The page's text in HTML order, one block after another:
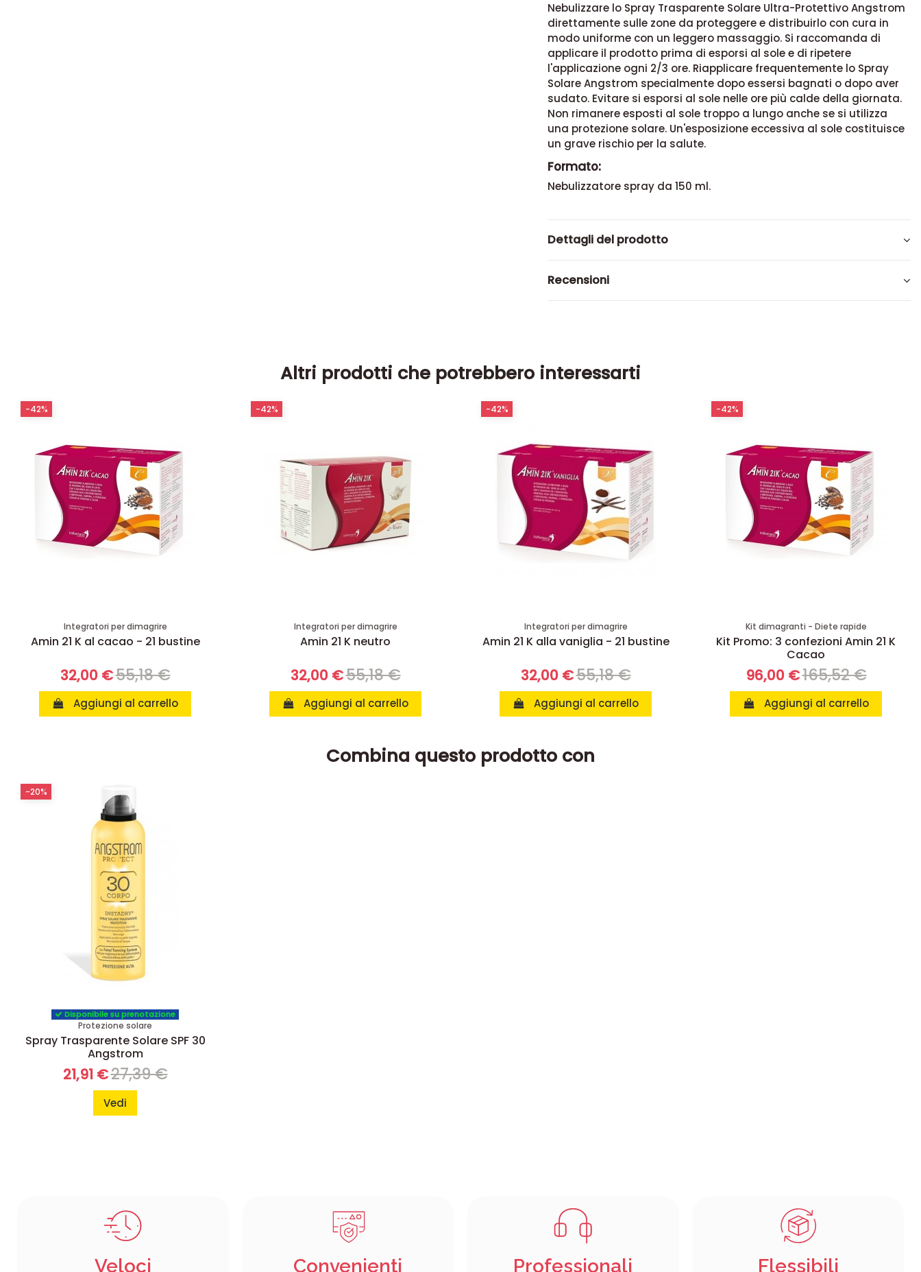
Nebulizzare lo Spray Trasparente Solare Ultra-Protettivo Angstrom
direttamente sulle zone da proteggere e distribuirlo con cura in
modo uniforme con un leggero massaggio. Si raccomanda di
applicare il prodotto prima di esporsi al sole e di ripetere
l'applicazione ogni 2/3 ore. Riapplicare frequentemente lo Spray
Solare Angstrom specialmente dopo essersi bagnati o dopo aver
sudato. Evitare si esporsi al sole nelle ore più calde della giornata.
Non rimanere esposti al sole troppo a lungo anche se si utilizza
una protezione solare. Un'esposizione eccessiva al sole costituisce
un grave rischio per la salute.
Formato:
Nebulizzatore spray da 150 ml.
Dettagli del prodotto
Recensioni
Altri prodotti che potrebbero interessarti
Integratori per dimagrire
Amin 21 K al cacao - 21 bustine
32,00 €55,18 €
Aggiungi al carrello
-42%
Integratori per dimagrire
Amin 21 K neutro
32,00 €55,18 €
Aggiungi al carrello
-42%
Integratori per dimagrire
Amin 21 K alla vaniglia - 21 bustine
32,00 €55,18 €
Aggiungi al carrello
-42%
Kit dimagranti - Diete rapide
Kit Promo: 3 confezioni Amin 21 K
Cacao
96,00 €165,52 €
Aggiungi al carrello
-42%
Combina questo prodotto con
Disponibile su prenotazione
Protezione solare
Spray Trasparente Solare SPF 30
Angstrom
21,91 €27,39 €
Vedi
-20%
Veloci Convenienti Professionali Flessibili